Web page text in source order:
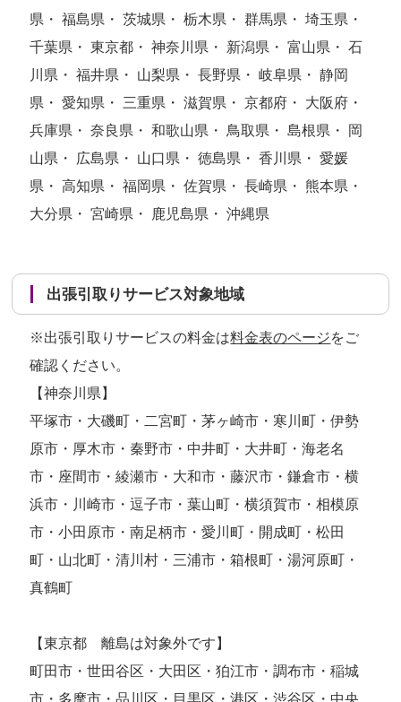
県・ 福島県・ 茨城県・ 栃木県・ 群馬県・ 埼玉県・
千葉県・ 東京都・ 神奈川県・ 新潟県・ 富山県・ 石
川県・ 福井県・ 山梨県・ 長野県・ 岐阜県・ 静岡
県・ 愛知県・ 三重県・ 滋賀県・ 京都府・ 大阪府・
兵庫県・ 奈良県・ 和歌山県・ 鳥取県・ 島根県・ 岡
山県・ 広島県・ 山口県・ 徳島県・ 香川県・ 愛媛
県・ 高知県・ 福岡県・ 佐賀県・ 長崎県・ 熊本県・
大分県・ 宮崎県・ 鹿児島県・ 沖縄県
出張引取りサービス対象地域
※出張引取りサービスの料金は料金表のページをご
確認ください。
【神奈川県】
平塚市・大磯町・二宮町・茅ヶ崎市・寒川町・伊勢
原市・厚木市・秦野市・中井町・大井町・海老名
市・座間市・綾瀬市・大和市・藤沢市・鎌倉市・横
浜市・川崎市・逗子市・葉山町・横須賀市・相模原
市・小田原市・南足柄市・愛川町・開成町・松田
町・山北町・清川村・三浦市・箱根町・湯河原町・
真鶴町
【東京都 離島は対象外です】
町田市・世田谷区・大田区・狛江市・調布市・稲城
市・多摩市・品川区・目黒区・港区・渋谷区・中央